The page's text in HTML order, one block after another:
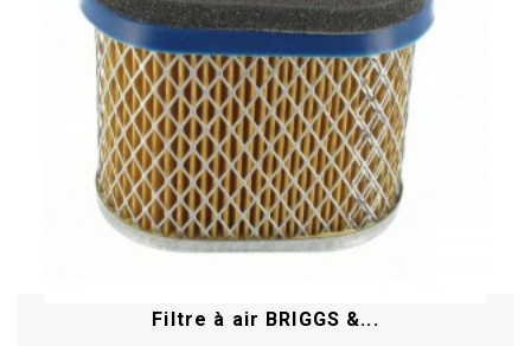
Filtre à air BRIGGS &...